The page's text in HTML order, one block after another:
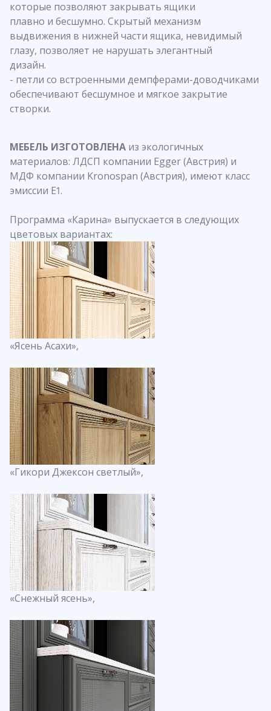
которые позволяют закрывать ящики
плавно и бесшумно. Скрытый механизм
выдвижения в нижней части ящика, невидимый
глазу, позволяет не нарушать элегантный
дизайн.
- петли со встроенными демпферами-доводчиками
обеспечивают бесшумное и мягкое закрытие
створки.
МЕБЕЛЬ ИЗГОТОВЛЕНА из экологичных
материалов: ЛДСП компании Egger (Австрия) и
МДФ компании Kronospan (Австрия), имеют класс
эмиссии Е1.
Программа «Карина» выпускается в следующих
цветовых вариантах:
«Ясень Асахи»,
«Гикори Джексон светлый»,
«Снежный ясень»,